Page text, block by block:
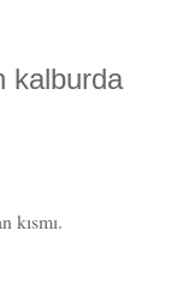
kalburda
kısmı.